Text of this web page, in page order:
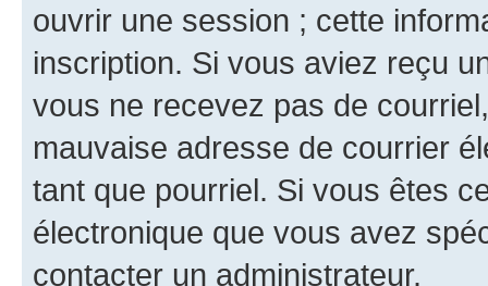
ouvrir une session ; cette
inscription. Si vous aviez reçu
vous ne recevez pas de
mauvaise adresse de courrier
tant que pourriel. Si vous êtes
électronique que vous avez
contacter un administrateur.